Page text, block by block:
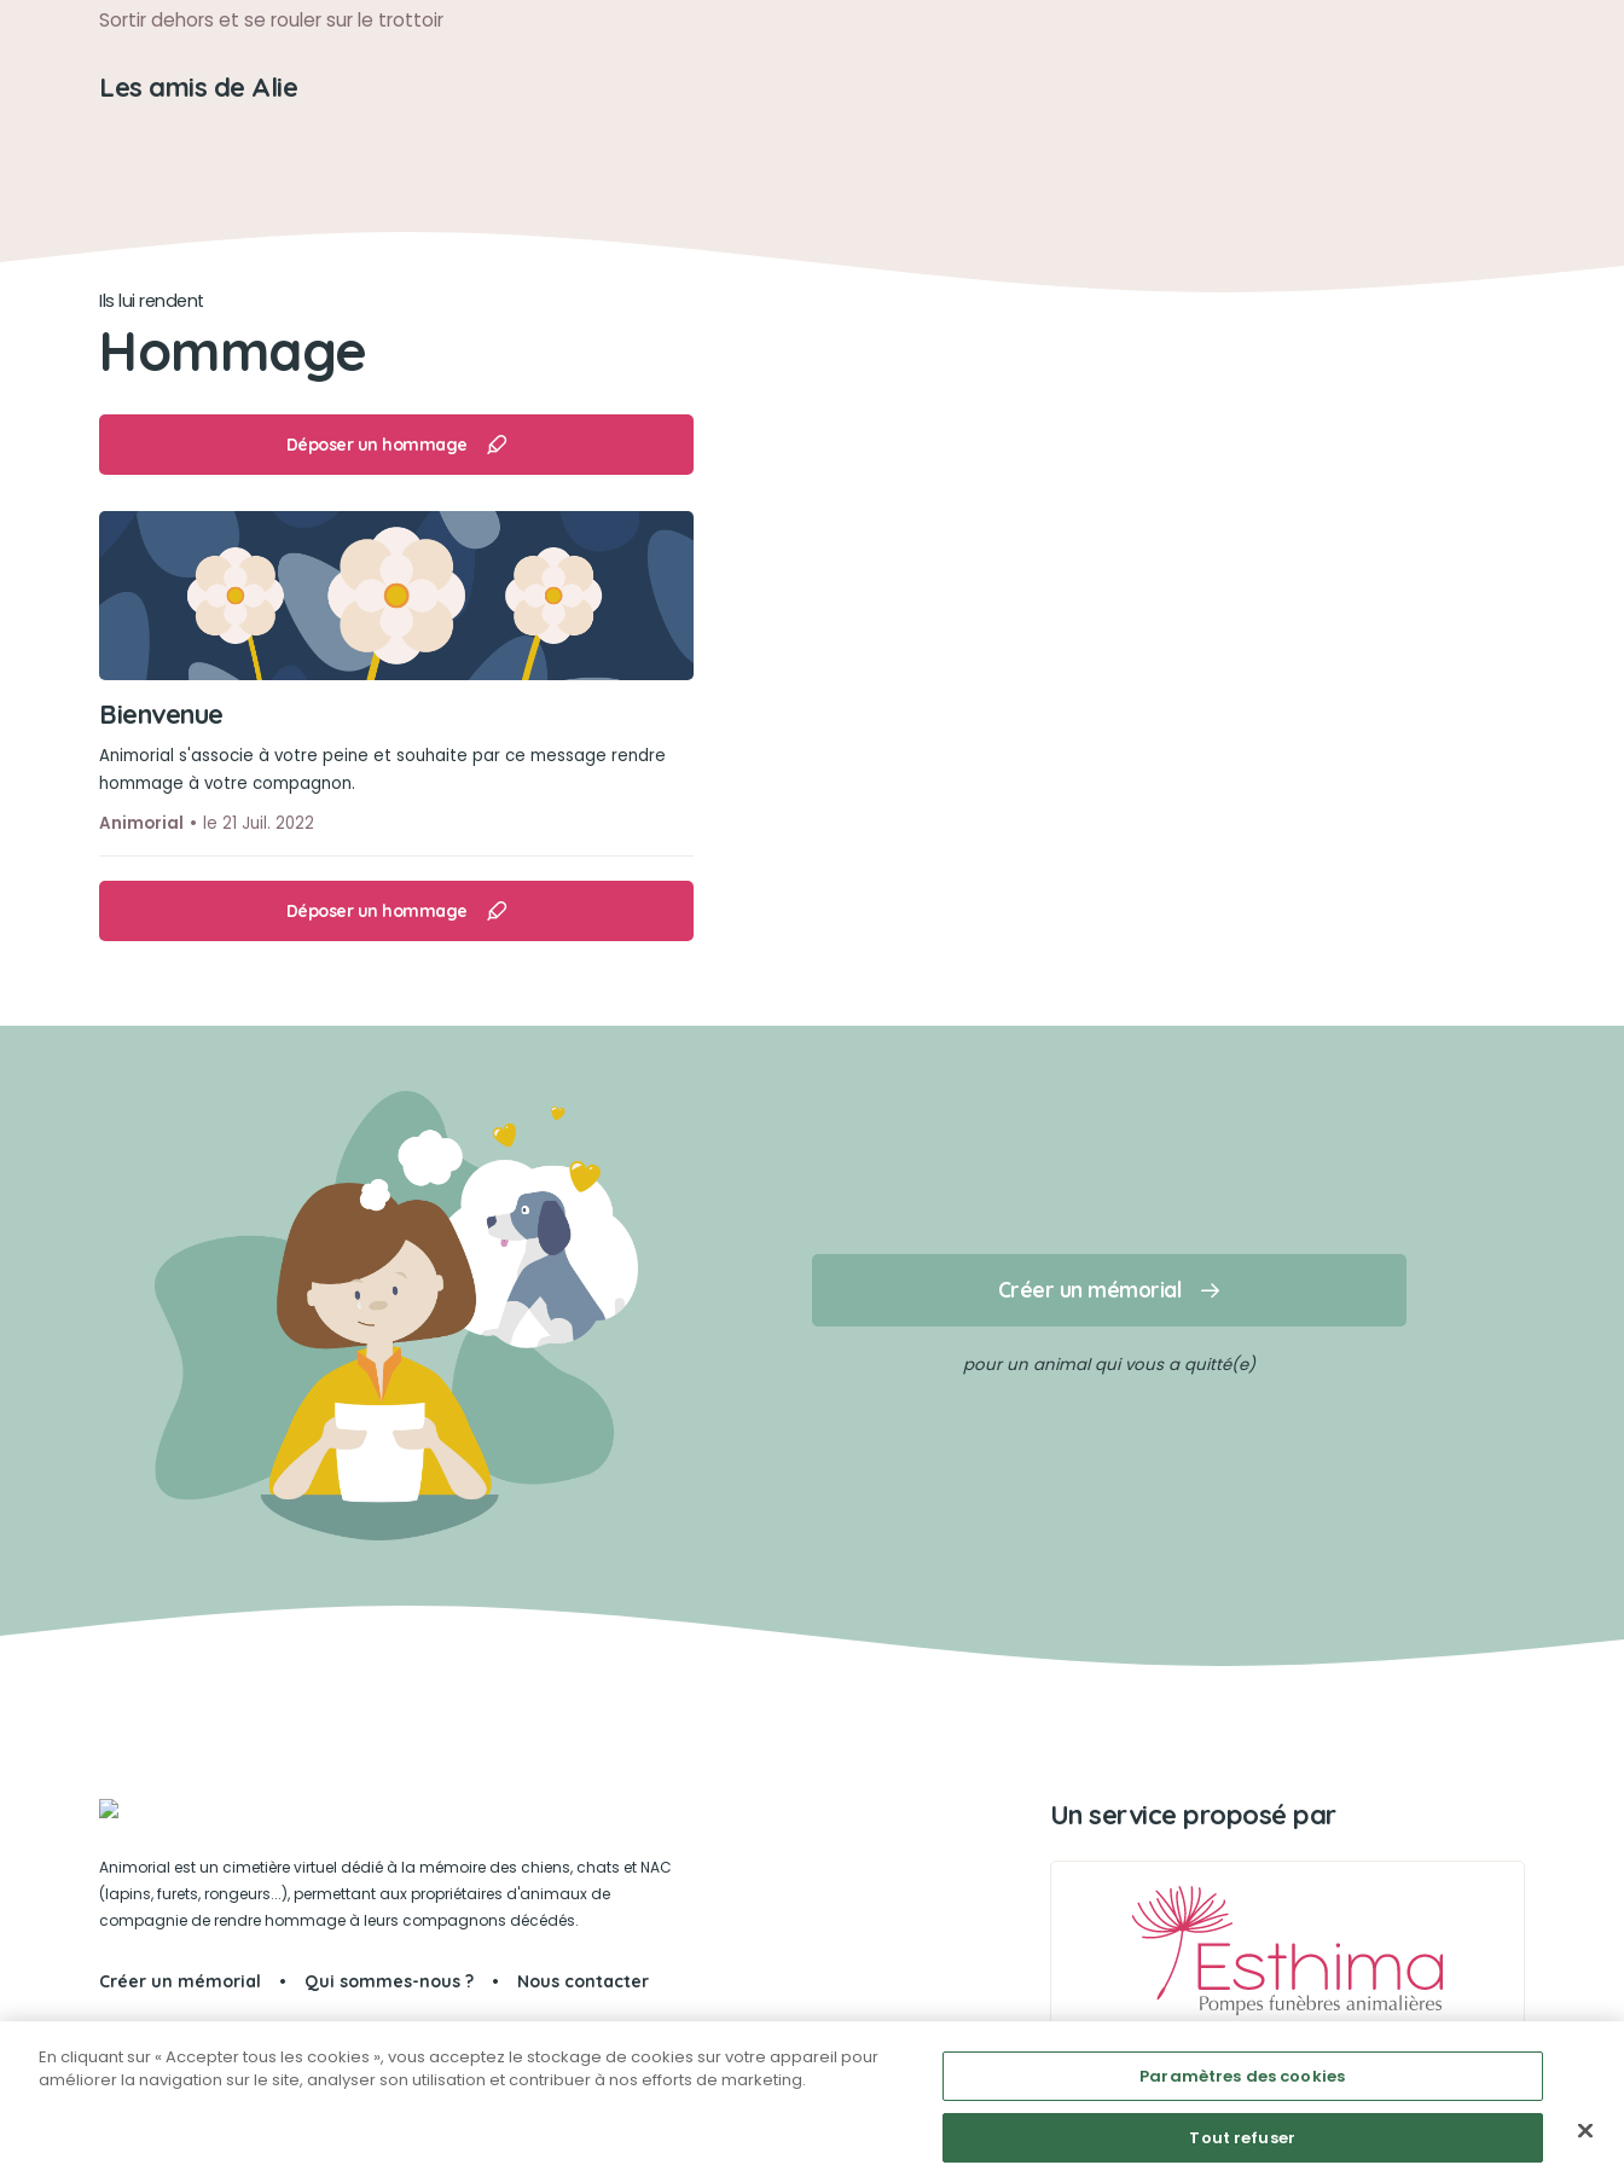
Sortir dehors et se rouler sur le trottoir
Les amis de Alie
Ils lui rendent
Hommage
Déposer un hommage
Bienvenue
Animorial s'associe à votre peine et souhaite par ce message rendre
hommage à votre compagnon.
Animorial
le 21 Juil. 2022
Déposer un hommage
Créer un mémorial
pour un animal qui vous a quitté(e)
Animorial est un cimetière virtuel dédié à la mémoire des chiens, chats et NAC
(lapins, furets, rongeurs...), permettant aux propriétaires d'animaux de
compagnie de rendre hommage à leurs compagnons décédés.
Créer un mémorial Qui sommes-nous ? Nous contacter
Partager sur Facebook
Un service proposé par
En cliquant sur « Accepter tous les cookies », vous acceptez le stockage de cookies sur votre appareil pour
améliorer la navigation sur le site, analyser son utilisation et contribuer à nos efforts de marketing.
Paramètres des cookies
Tout refuser